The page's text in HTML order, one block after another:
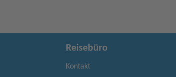
Reisebüro
Kontakt